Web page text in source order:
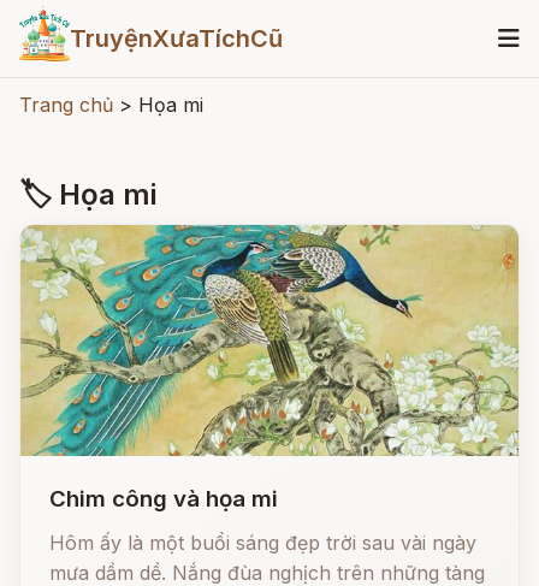
TruyệnXưaTíchCũ
Trang chủ > Họa mi
🏷 Họa mi
Chim công và họa mi
Hôm ấy là một buổi sáng đẹp trời sau vài ngày
mưa dầm dề. Nắng đùa nghịch trên những tàng